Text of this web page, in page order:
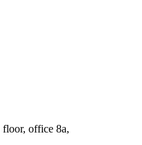
floor, office 8a,